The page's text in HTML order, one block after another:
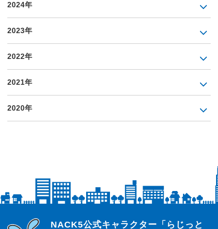
2024年
2023年
2022年
2021年
2020年
らじっと君
NACK5公式キャラクター「らじっと